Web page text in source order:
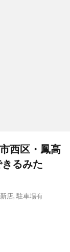
西区・鳳高
るみた
新店, 駐車場有